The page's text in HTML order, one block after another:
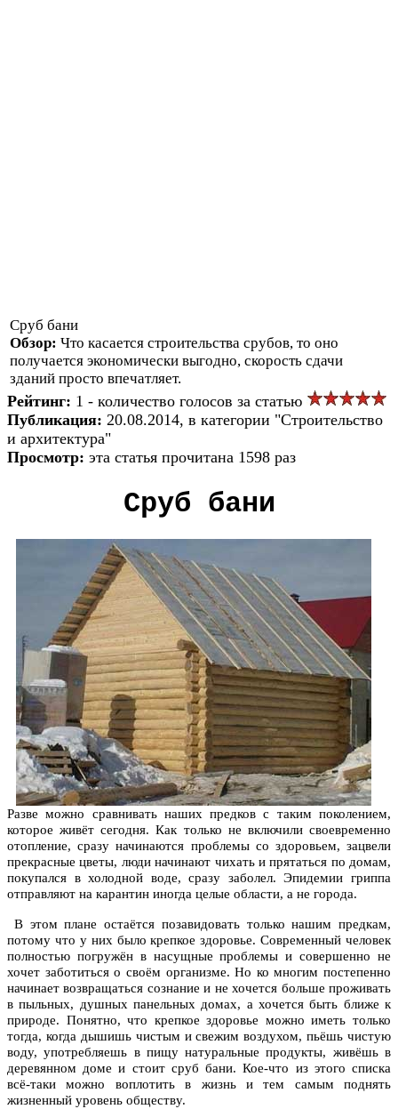
Сруб бани
Обзор: Что касается строительства срубов, то оно
получается экономически выгодно, скорость сдачи
зданий просто впечатляет.
Рейтинг: 1 - количество голосов за статью
Публикация: 20.08.2014, в категории "Строительство
и архитектура"
Просмотр: эта статья прочитана 1598 раз
Сруб бани
Разве можно сравнивать наших предков с таким поколением,
которое живёт сегодня. Как только не включили своевременно
отопление, сразу начинаются проблемы со здоровьем, зацвели
прекрасные цветы, люди начинают чихать и прятаться по домам,
покупался в холодной воде, сразу заболел. Эпидемии гриппа
отправляют на карантин иногда целые области, а не города.
В этом плане остаётся позавидовать только нашим предкам,
потому что у них было крепкое здоровье. Современный человек
полностью погружён в насущные проблемы и совершенно не
хочет заботиться о своём организме. Но ко многим постепенно
начинает возвращаться сознание и не хочется больше проживать
в пыльных, душных панельных домах, а хочется быть ближе к
природе. Понятно, что крепкое здоровье можно иметь только
тогда, когда дышишь чистым и свежим воздухом, пьёшь чистую
воду, употребляешь в пищу натуральные продукты, живёшь в
деревянном доме и стоит сруб бани. Кое-что из этого списка
всё-таки можно воплотить в жизнь и тем самым поднять
жизненный уровень обществу.